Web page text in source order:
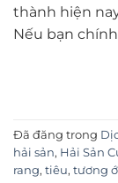
thành hiện
Nếu bạn
Đã đăng trong
hải sản, Hải Sản
rang, tiêu, tương